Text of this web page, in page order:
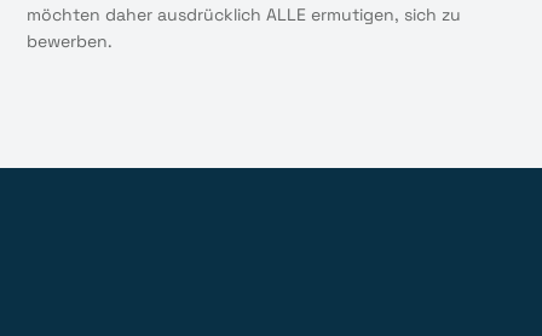
möchten daher ausdrücklich ALLE ermutigen, sich zu
bewerben.